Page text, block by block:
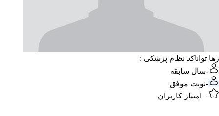
رها تواناکد نظام پزشکی :
-سال سابقه
-نوبت موفق
- امتیاز کاربران